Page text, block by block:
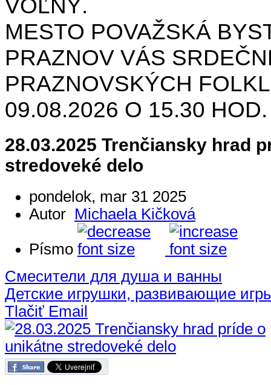
VOĽNÝ.
MESTO POVAŽSKÁ
PRAZNOV VÁS
PRAZNOVSKÝCH
09.08.2026 O 15.30
28.03.2025 Trenčiansky hrad
stredoveké delo
pondelok, mar 31 2025
Autor Michaela Kičková
Písmo
Смесители для душа и ванны
Детские игрушки, развивающие
Tlačiť Email